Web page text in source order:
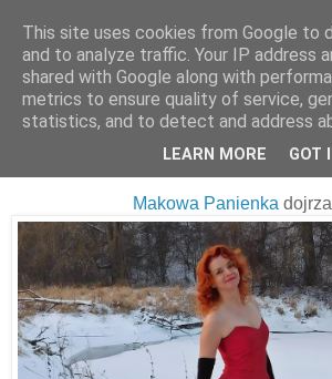
20 stycznia 2017
Makowa Panienka
This site uses cookies from Google to
and to analyze traffic. Your IP address
shared with Google along with
metrics to ensure quality of service,
statistics, and to detect and address
LEARN MORE GOT